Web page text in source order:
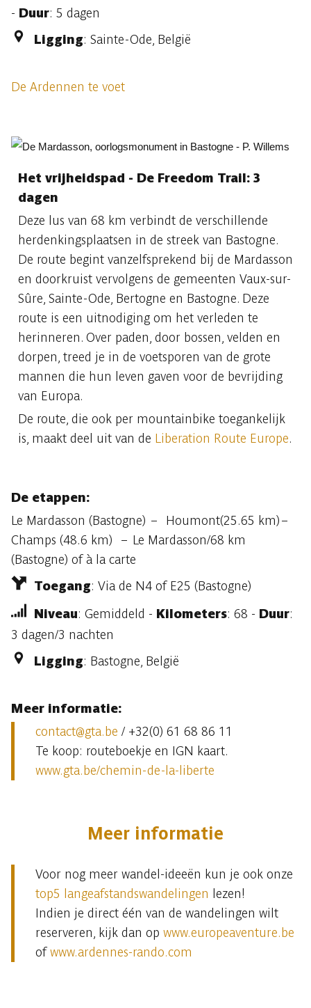
- Duur: 5 dagen
Ligging: Sainte-Ode, België
De Ardennen te voet
Het vrijheidspad - De Freedom Trail: 3
dagen
Deze lus van 68 km verbindt de verschillende
herdenkingsplaatsen in de streek van Bastogne.
De route begint vanzelfsprekend bij de Mardasson
en doorkruist vervolgens de gemeenten Vaux-sur-
Sûre, Sainte-Ode, Bertogne en Bastogne. Deze
route is een uitnodiging om het verleden te
herinneren. Over paden, door bossen, velden en
dorpen, treed je in de voetsporen van de grote
mannen die hun leven gaven voor de bevrijding
van Europa.
De route, die ook per mountainbike toegankelijk
is, maakt deel uit van de Liberation Route Europe.
De etappen:
Le Mardasson (Bastogne) – Houmont(25.65 km)–
Champs (48.6 km) – Le Mardasson/68 km
(Bastogne) of à la carte
Toegang: Via de N4 of E25 (Bastogne)
Niveau: Gemiddeld - Kilometers: 68 - Duur:
3 dagen/3 nachten
Ligging: Bastogne, België
Meer informatie:
contact@gta.be / +32(0) 61 68 86 11
Te koop: routeboekje en IGN kaart.
www.gta.be/chemin-de-la-liberte
Meer informatie
Voor nog meer wandel-ideeën kun je ook onze
top5 langeafstandswandelingen lezen!
Indien je direct één van de wandelingen wilt
reserveren, kijk dan op www.europeaventure.be
ofwww.ardennes-rando.com